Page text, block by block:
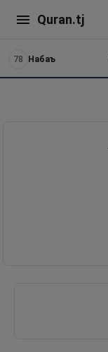
Quran.tj
78 Набаъ